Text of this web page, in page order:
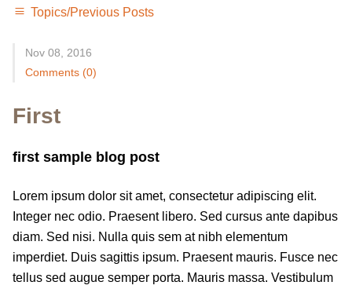
Topics/Previous Posts
Nov 08, 2016
Comments (0)
First
first sample blog post
Lorem ipsum dolor sit amet, consectetur adipiscing elit.
Integer nec odio. Praesent libero. Sed cursus ante dapibus
diam. Sed nisi. Nulla quis sem at nibh elementum
imperdiet. Duis sagittis ipsum. Praesent mauris. Fusce nec
tellus sed augue semper porta. Mauris massa. Vestibulum